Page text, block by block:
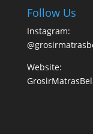
Follow Us
Instagram:
Website: